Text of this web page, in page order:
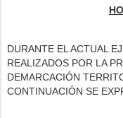
DURANTE EL ACTUAL
REALIZADOS POR LA
DEMARCACIÓN
CONTINUACIÓN SE